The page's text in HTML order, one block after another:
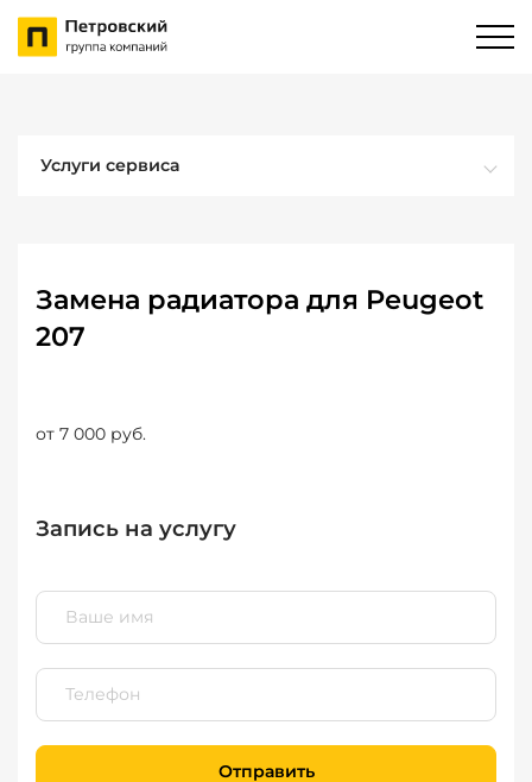
Услуги сервиса
Замена радиатора для Peugeot
207
от 7 000 руб.
Запись на услугу
Отправить